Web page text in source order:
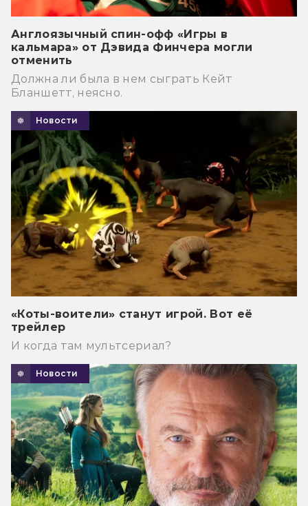
Англоязычный спин-офф «Игры в
кальмара» от Дэвида Финчера могли
отменить
Должна ли была в нем сыграть Кейт
Бланшетт, неясно.
Новости
«Коты-воители» станут игрой. Вот её
трейлер
И когда там мультсериал?
Новости